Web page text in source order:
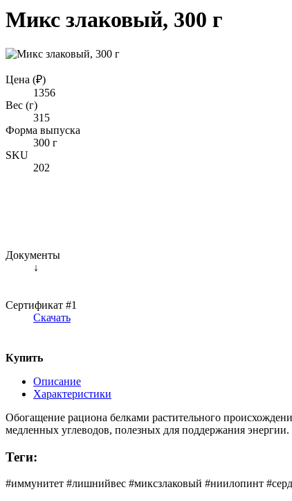
Микс злаковый, 300 г
Цена (₽)
1356
Вес (г)
315
Форма выпуска
300 г
SKU
202
Документы
↓
Сертификат #1
Скачать
Купить
Описание
Характеристики
Обогащение рациона белками растительного
медленных углеводов, полезных для поддержания энергии.
Теги:
#иммунитет #лишнийвес #миксзлаковый #ниилопинт